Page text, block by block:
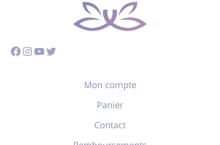
Facebook
Instagram
YouTube
Twitter
Mon compte
Panier
Contact